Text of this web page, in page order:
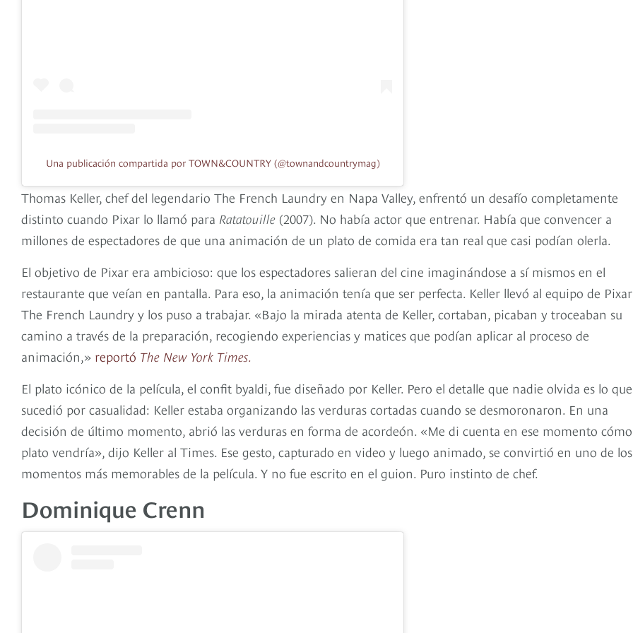
Una publicación compartida por TOWN&COUNTRY (@townandcountrymag)
Thomas Keller, chef del legendario The French Laundry en Napa Valley, enfrentó un desafío completamente
distinto cuando Pixar lo llamó para Ratatouille (2007). No había actor que entrenar. Había que convencer a
millones de espectadores de que una animación de un plato de comida era tan real que casi podían olerla.
El objetivo de Pixar era ambicioso: que los espectadores salieran del cine imaginándose a sí mismos en el
restaurante que veían en pantalla. Para eso, la animación tenía que ser perfecta. Keller llevó al equipo de
The French Laundry y los puso a trabajar. «Bajo la mirada atenta de Keller, cortaban, picaban y troceaban su
camino a través de la preparación, recogiendo experiencias y matices que podían aplicar al proceso de
animación,» reportó The New York Times.
El plato icónico de la película, el confit byaldi, fue diseñado por Keller. Pero el detalle que nadie olvida es lo que
sucedió por casualidad: Keller estaba organizando las verduras cortadas cuando se desmoronaron. En una
decisión de último momento, abrió las verduras en forma de acordeón. «Me di cuenta en ese momento
plato vendría», dijo Keller al Times. Ese gesto, capturado en video y luego animado, se convirtió en uno de los
momentos más memorables de la película. Y no fue escrito en el guion. Puro instinto de chef.
Dominique Crenn